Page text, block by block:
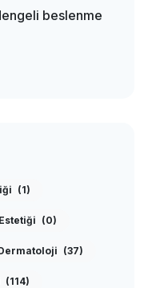
beslenme
(1)
(0)
(37)
(114)